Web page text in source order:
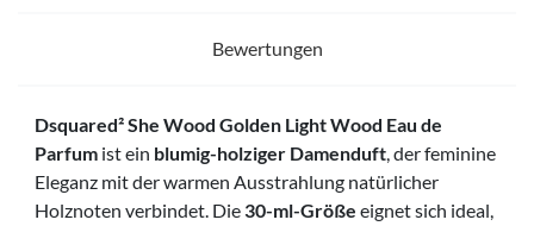
Bewertungen
Dsquared² She Wood Golden Light Wood Eau de
Parfum ist ein blumig-holziger Damenduft, der feminine
Eleganz mit der warmen Ausstrahlung natürlicher
Holznoten verbindet. Die 30-ml-Größe eignet sich ideal,